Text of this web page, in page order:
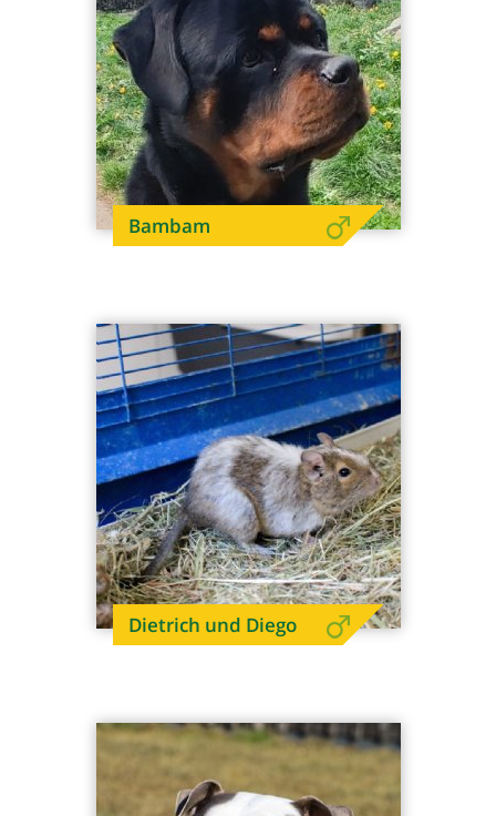
Bambam
Dietrich und Diego